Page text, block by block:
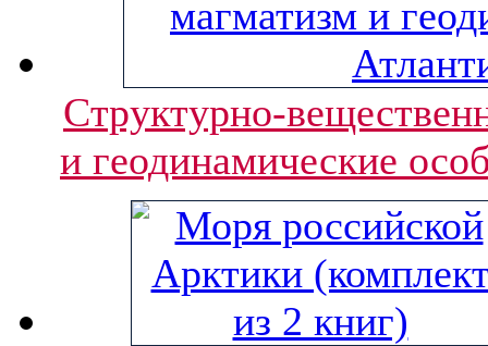
Структурно-
и геодинамические